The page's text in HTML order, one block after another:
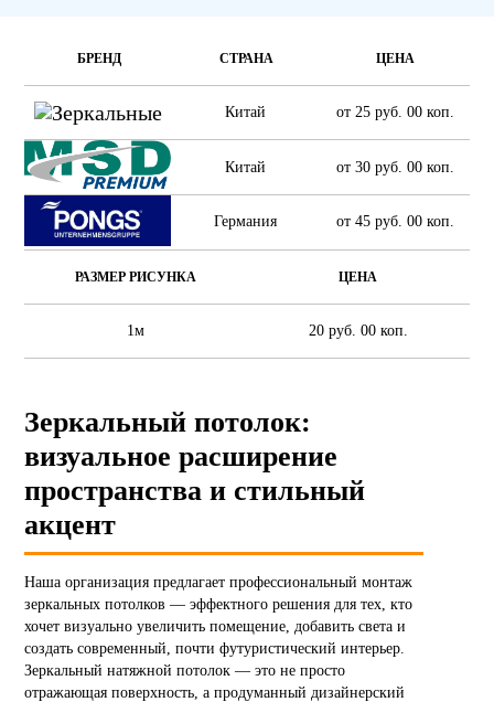
БРЕНД СТРАНА ЦЕНА
Китай от 25 руб. 00 коп.
Китай от 30 руб. 00 коп.
Германия от 45 руб. 00 коп.
РАЗМЕР РИСУНКА ЦЕНА
1м 20 руб. 00 коп.
Зеркальный потолок:
визуальное расширение
пространства и стильный
акцент
Наша организация предлагает профессиональный монтаж
зеркальных потолков — эффектного решения для тех, кто
хочет визуально увеличить помещение, добавить света и
создать современный, почти футуристический интерьер.
Зеркальный натяжной потолок — это не просто
отражающая поверхность, а продуманный дизайнерский